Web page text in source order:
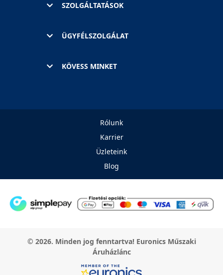
SZOLGÁLTATÁSOK
ÜGYFÉLSZOLGÁLAT
KÖVESS MINKET
Rólunk
Karrier
Üzleteink
Blog
© 2026. Minden jog fenntartva! Euronics Műszaki
Áruházlánc